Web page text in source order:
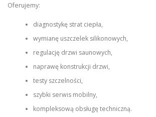
Oferujemy:
diagnostykę strat ciepła,
wymianę uszczelek silikonowych,
regulację drzwi saunowych,
naprawę konstrukcji drzwi,
testy szczelności,
szybki serwis mobilny,
kompleksową obsługę techniczną.